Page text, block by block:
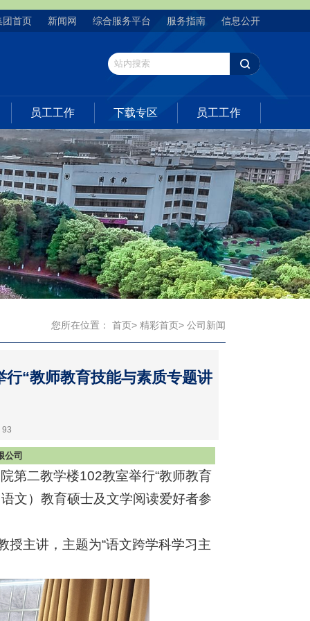
团首页 新闻网 综合服务平台 服务指南 信息公开
员工工作 下载专区 员工工作
您所在位置： 首页> 精彩首页> 公司新闻
“教师教育技能与素质专题讲
93
公司
第二教学楼102教室举行“教师教育
文）教育硕士及文学阅读爱好者参
授主讲，主题为“语文跨学科学习主